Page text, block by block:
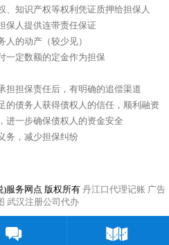
、知识产权等权利凭证质押给担保人
保人提供连带责任保证
的动产（较少见）
一定数额的定金作为担保
担担保责任后，有明确的追偿渠道
的债务人获得债权人的信任，顺利融资
进一步确保债权人的资金安全
务，减少担保纠纷
)服务网点 版权所有 丹江口代理记账 广告
武汉注册公司代办